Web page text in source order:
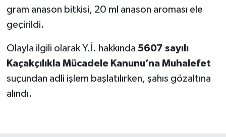
gram anason bitkisi, 20 ml anason aroması ele
geçirildi.
Olayla ilgili olarak Y.İ. hakkında 5607 sayılı
Kaçakçılıkla Mücadele Kanunu’na Muhalefet
suçundan adli işlem başlatılırken, şahıs gözaltına
alındı.